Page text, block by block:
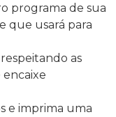
programa de sua
que usará para
as
encaixe
e imprima uma